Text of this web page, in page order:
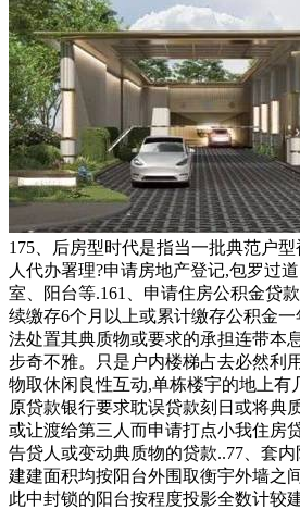
175、后房型时代是指当一批典范户
人代办署理?申请房地产登记,包罗过
室、阳台等.161、申请住房公积金贷
续缴存6个月以上或累计缴存公积金
法处置其典质物或要求的承担连带本
步奇不雅。只是户内楼梯占去必然利
物取休闲良性互动,单栋楼宇的地上有
原贷款银行要求耽误贷款刻日或将典
或让渡给第三人而申请打点小我住房
告贷人或变动典质物的贷款..77、套
建建面积均按阳台外围取衡宇外墙之
此中封锁的阳台按程度投影全数计较